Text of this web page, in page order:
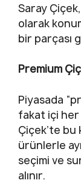
Saray
olarak
bir parçası
Premium
Piyasada
fakat içi her
Çiçek’te
ürünlerle
seçimi ve
alınır.